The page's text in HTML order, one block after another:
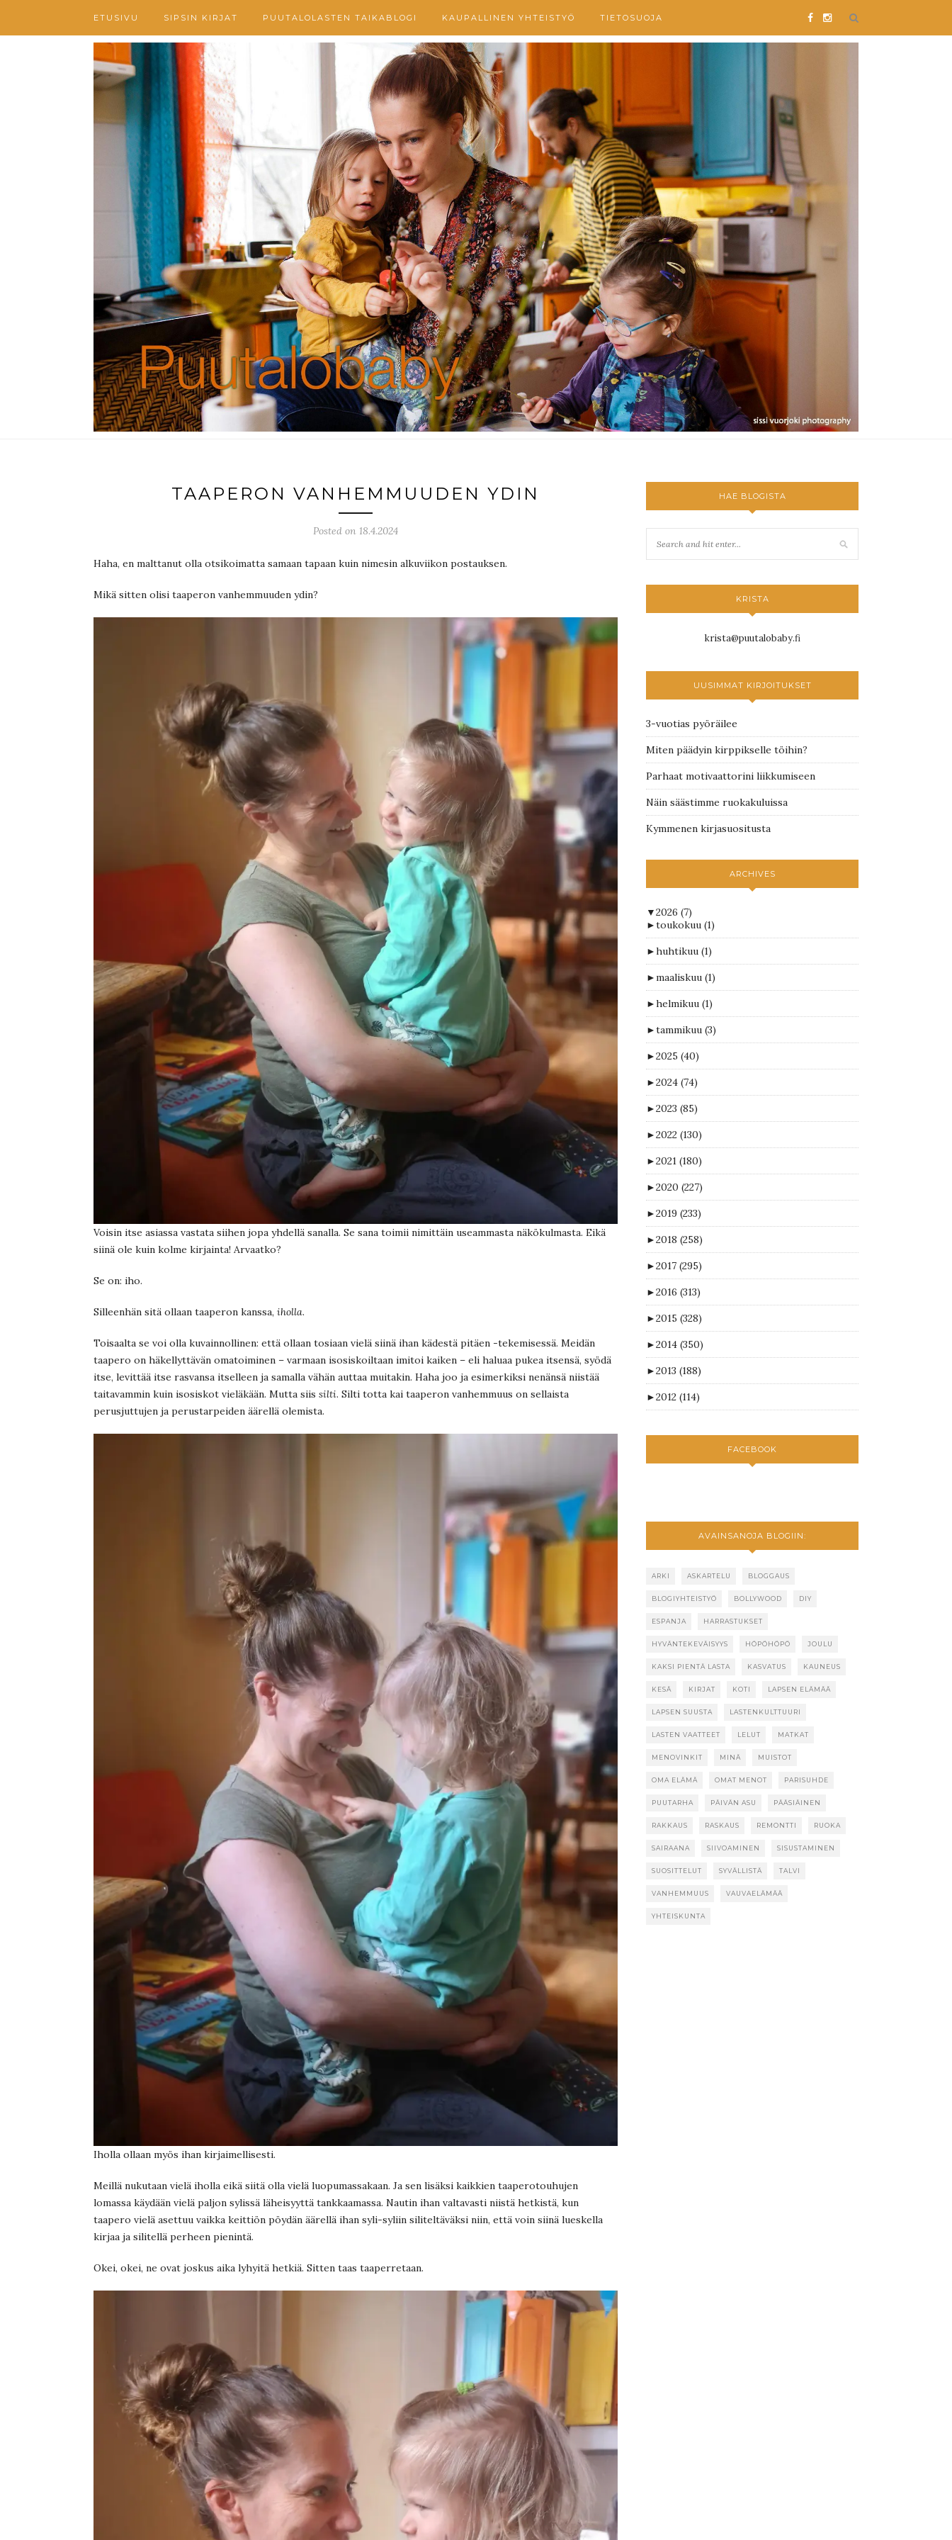
ETUSIVU SIPSIN KIRJAT PUUTALOLASTEN TAIKABLOGI KAUPALLINEN YHTEISTYÖ TIETOSUOJA
TAAPERON VANHEMMUUDEN YDIN
Posted on 18.4.2024
Haha, en malttanut olla otsikoimatta samaan tapaan kuin nimesin alkuviikon postauksen.
Mikä sitten olisi taaperon vanhemmuuden ydin?
Voisin itse asiassa vastata siihen jopa yhdellä sanalla. Se sana toimii nimittäin useammasta näkökulmasta. Eikä
siinä ole kuin kolme kirjainta! Arvaatko?
Se on: iho.
Silleenhän sitä ollaan taaperon kanssa, iholla.
Toisaalta se voi olla kuvainnollinen: että ollaan tosiaan vielä siinä ihan kädestä pitäen -tekemisessä. Meidän
taapero on häkellyttävän omatoiminen – varmaan isosiskoiltaan imitoi kaiken – eli haluaa pukea itsensä, syödä
itse, levittää itse rasvansa itselleen ja samalla vähän auttaa muitakin. Haha joo ja esimerkiksi nenänsä niistää
taitavammin kuin isosiskot vieläkään. Mutta siis silti. Silti totta kai taaperon vanhemmuus on sellaista
perusjuttujen ja perustarpeiden äärellä olemista.
Iholla ollaan myös ihan kirjaimellisesti.
Meillä nukutaan vielä iholla eikä siitä olla vielä luopumassakaan. Ja sen lisäksi kaikkien taaperotouhujen
lomassa käydään vielä paljon sylissä läheisyyttä tankkaamassa. Nautin ihan valtavasti niistä hetkistä, kun
taapero vielä asettuu vaikka keittiön pöydän äärellä ihan syli-syliin siliteltäväksi niin, että voin siinä lueskella
kirjaa ja silitellä perheen pienintä.
Okei, okei, ne ovat joskus aika lyhyitä hetkiä. Sitten taas taaperretaan.
HAE BLOGISTA
KRISTA
krista@puutalobaby.fi
UUSIMMAT KIRJOITUKSET
3-vuotias pyöräilee
Miten päädyin kirppikselle töihin?
Parhaat motivaattorini liikkumiseen
Näin säästimme ruokakuluissa
Kymmenen kirjasuositusta
ARCHIVES
▼2026 (7)
►toukokuu (1)
►huhtikuu (1)
►maaliskuu (1)
►helmikuu (1)
►tammikuu (3)
►2025 (40)
►2024 (74)
►2023 (85)
►2022 (130)
►2021 (180)
►2020 (227)
►2019 (233)
►2018 (258)
►2017 (295)
►2016 (313)
►2015 (328)
►2014 (350)
►2013 (188)
►2012 (114)
FACEBOOK
AVAINSANOJA BLOGIIN:
ARKI ASKARTELU BLOGGAUS
BLOGIYHTEISTYÖ BOLLYWOOD DIY
ESPANJA HARRASTUKSET
HYVÄNTEKEVÄISYYS HÖPÖHÖPÖ JOULU
KAKSI PIENTÄ LASTA KASVATUS KAUNEUS
KESÄ KIRJAT KOTI LAPSEN ELÄMÄÄ
LAPSEN SUUSTA LASTENKULTTUURI
LASTEN VAATTEET LELUT MATKAT
MENOVINKIT MINÄ MUISTOT
OMA ELÄMÄ OMAT MENOT PARISUHDE
PUUTARHA PÄIVÄN ASU PÄÄSIÄINEN
RAKKAUS RASKAUS REMONTTI RUOKA
SAIRAANA SIIVOAMINEN SISUSTAMINEN
SUOSITTELUT SYVÄLLISTÄ TALVI
VANHEMMUUS VAUVAELÄMÄÄ
YHTEISKUNTA